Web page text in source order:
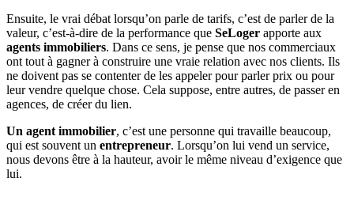
Ensuite, le vrai débat lorsqu’on parle de tarifs, c’est de parler de la
valeur, c’est-à-dire de la performance que SeLoger apporte aux
agents immobiliers. Dans ce sens, je pense que nos commerciaux
ont tout à gagner à construire une vraie relation avec nos clients. Ils
ne doivent pas se contenter de les appeler pour parler prix ou pour
leur vendre quelque chose. Cela suppose, entre autres, de passer en
agences, de créer du lien.
Un agent immobilier, c’est une personne qui travaille beaucoup,
qui est souvent un entrepreneur. Lorsqu’on lui vend un service,
nous devons être à la hauteur, avoir le même niveau d’exigence que
lui.